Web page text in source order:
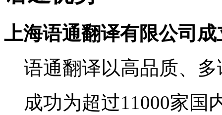
上海语通翻译有限公司成
语通翻译以高品质、
成功为超过11000家国